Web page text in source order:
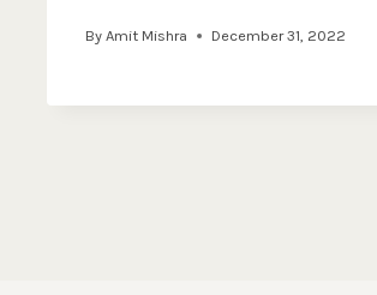
By Amit Mishra December 31, 2022